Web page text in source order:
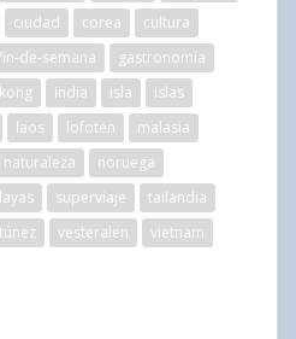
ciudad corea
cultura
fin-de-semana
gastronomía
india isla
islas
laos lofoten
malasia
naturaleza
noruega
superviaje
tailandia
túnez vesteralen
vietnam